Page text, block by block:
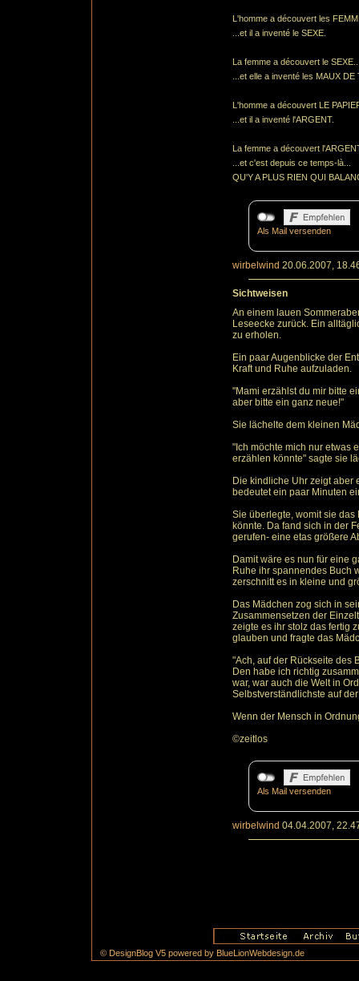
L'homme a découvert les
...et il a inventé le SEXE.
La femme a découvert le
...et elle a inventé les MAUX DE
L'homme a découvert LE
...et il a inventé l'ARGENT.
La femme a découvert
...et c'est depuis ce temps-là...
QU'Y A PLUS RIEN QUI
Als Mail versenden
wirbelwind 20.06.2007,
Sichtweisen
An einem lauen
Leseecke zurück. Ein
zu erholen.
Ein paar Augenblicke der
Kraft und Ruhe aufzuladen.
"Mami erzählst du mir bitte
aber bitte ein ganz neue!"
Sie lächelte dem kleinen
"Ich möchte mich nur etwas
erzählen könnte" sagte sie
Die kindliche Uhr zeigt aber
bedeutet ein paar Minuten
Sie überlegte, womit sie
könnte. Da fand sich in der
gerufen- eine etas größere
Damit wäre es nun für eine
Ruhe ihr spannendes Buch
zerschnitt es in kleine und
Das Mädchen zog sich in
Zusammensetzen der
zeigte es ihr stolz das fertig
glauben und fragte das
"Ach, auf der Rückseite des
Den habe ich richtig
war, war auch die Welt in
Selbstverständlichste auf
Wenn der Mensch in
©zeitlos
Als Mail versenden
wirbelwind 04.04.2007,
© DesignBlog V5 powered by BlueLionWebdesign.de